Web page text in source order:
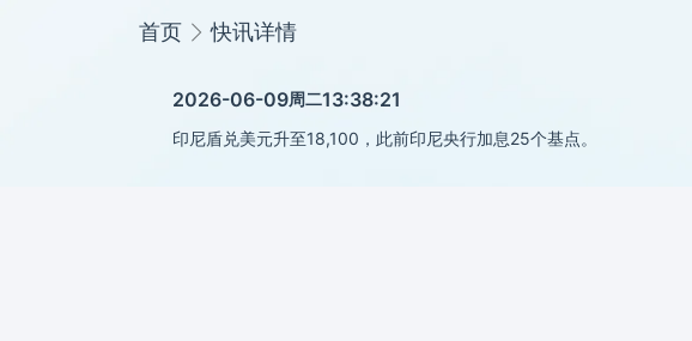
首页 快讯详情
2026-06-09周二13:38:21
印尼盾兑美元升至18,100，此前印尼央行加息25个基点。